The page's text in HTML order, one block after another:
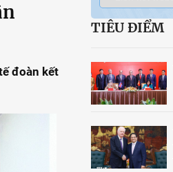
đoàn kết
TIÊU ĐIỂM